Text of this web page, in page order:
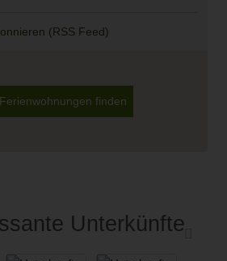
(RSS Feed)
finden
Unterkünfte